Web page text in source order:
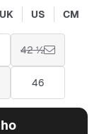
UK US CM
42 ½
46